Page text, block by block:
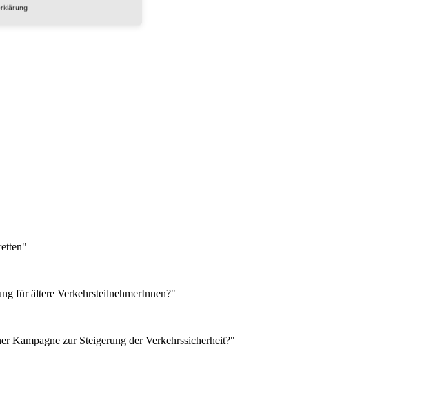
für ältere VerkehrsteilnehmerInnen?"
Kampagne zur Steigerung der Verkehrssicherheit?"